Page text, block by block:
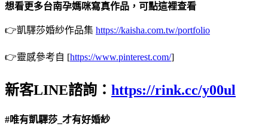
想看更多台南孕媽咪寫真作品，可點這裡查看
👉凱驛莎婚紗作品集 https://kaisha.com.tw/portfolio
👉靈感參考自 [https://www.pinterest.com/]
新客LINE諮詢： https://rink.cc/y00ul
#唯有凱驛莎_才有好婚紗